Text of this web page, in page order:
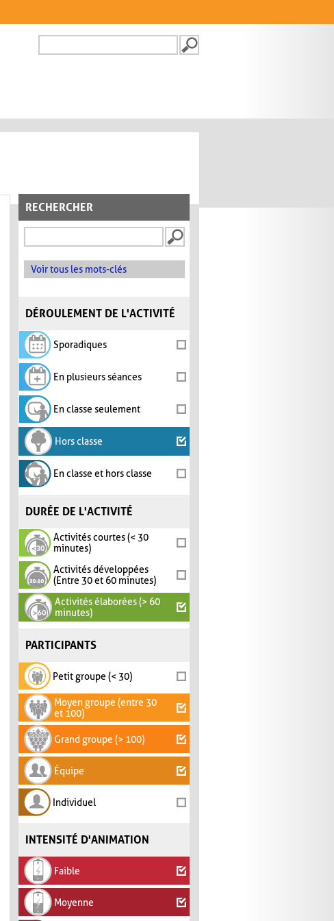
FORMULAIRE DE
RECHERCHER
Voir tous les mots-clés
DÉROULEMENT DE L'ACTIVITÉ
Sporadiques
En plusieurs séances
En classe seulement
Hors classe
En classe et hors classe
DURÉE DE L'ACTIVITÉ
Activités courtes (< 30
minutes)
Activités développées
(Entre 30 et 60 minutes)
Activités élaborées (> 60
minutes)
PARTICIPANTS
Petit groupe (< 30)
Moyen groupe (entre 30
et 100)
Grand groupe (> 100)
Équipe
Individuel
INTENSITÉ D'ANIMATION
Faible
Moyenne